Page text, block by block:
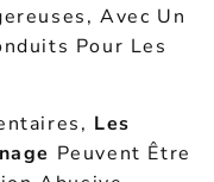
Avec Un
Pour Les
Les
Peuvent Être